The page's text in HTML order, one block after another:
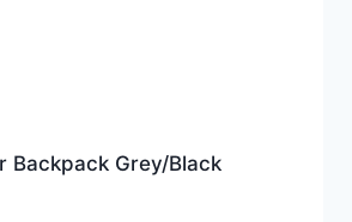
Backpack Grey/Black